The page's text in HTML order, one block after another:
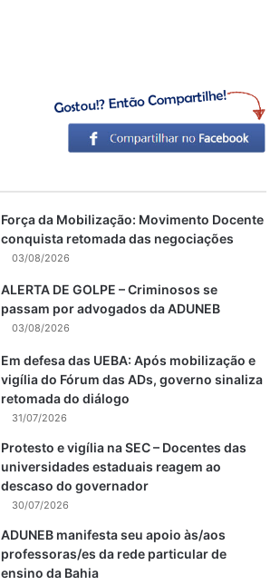
Força da Mobilização: Movimento Docente
conquista retomada das negociações
03/08/2026
ALERTA DE GOLPE – Criminosos se
passam por advogados da ADUNEB
03/08/2026
Em defesa das UEBA: Após mobilização e
vigília do Fórum das ADs, governo sinaliza
retomada do diálogo
31/07/2026
Protesto e vigília na SEC – Docentes das
universidades estaduais reagem ao
descaso do governador
30/07/2026
ADUNEB manifesta seu apoio às/aos
professoras/es da rede particular de
ensino da Bahia